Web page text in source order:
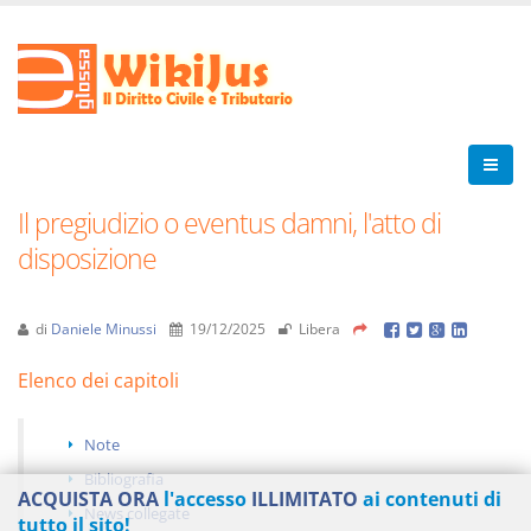
Il pregiudizio o eventus damni, l'atto di
disposizione
di Daniele Minussi 19/12/2025 Libera
Elenco dei capitoli
Note
Bibliografia
News collegate
ACQUISTA ORA l'accesso ILLIMITATO ai contenuti di
tutto il sito!